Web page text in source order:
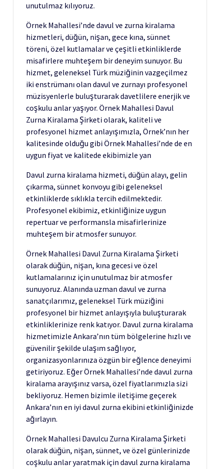
unutulmaz kılıyoruz.
Örnek Mahallesi’nde davul ve zurna kiralama
hizmetleri, düğün, nişan, gece kına, sünnet
töreni, özel kutlamalar ve çeşitli etkinliklerde
misafirlere muhteşem bir deneyim sunuyor. Bu
hizmet, geleneksel Türk müziğinin vazgeçilmez
iki enstrümanı olan davul ve zurnayı profesyonel
müzisyenlerle buluşturarak davetlilere enerjik ve
coşkulu anlar yaşıyor. Örnek Mahallesi Davul
Zurna Kiralama Şirketi olarak, kaliteli ve
profesyonel hizmet anlayışımızla, Örnek’nın her
kalitesinde olduğu gibi Örnek Mahallesi’nde de en
uygun fiyat ve kalitede ekibimizle yan
Davul zurna kiralama hizmeti, düğün alayı, gelin
çıkarma, sünnet konvoyu gibi geleneksel
etkinliklerde sıklıkla tercih edilmektedir.
Profesyonel ekibimiz, etkinliğinize uygun
repertuar ve performansla misafirlerinize
muhteşem bir atmosfer sunuyor.
Örnek Mahallesi Davul Zurna Kiralama Şirketi
olarak düğün, nişan, kına gecesi ve özel
kutlamalarınız için unutulmaz bir atmosfer
sunuyoruz. Alanında uzman davul ve zurna
sanatçılarımız, geleneksel Türk müziğini
profesyonel bir hizmet anlayışıyla buluşturarak
etkinliklerinize renk katıyor. Davul zurna kiralama
hizmetimizle Ankara’nın tüm bölgelerine hızlı ve
güvenilir şekilde ulaşım sağlıyor,
organizasyonlarınıza özgün bir eğlence deneyimi
getiriyoruz. Eğer Örnek Mahallesi’nde davul zurna
kiralama arayışınız varsa, özel fiyatlarımızla sizi
bekliyoruz. Hemen bizimle iletişime geçerek
Ankara’nın en iyi davul zurna ekibini etkinliğinizde
ağırlayın.
Örnek Mahallesi Davulcu Zurna Kiralama Şirketi
olarak düğün, nişan, sünnet, ve özel günlerinizde
coşkulu anlar yaratmak için davul zurna kiralama